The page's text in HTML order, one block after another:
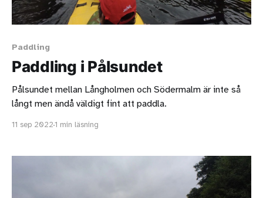
Paddling
Paddling i Pålsundet
Pålsundet mellan Långholmen och Södermalm är inte så
långt men ändå väldigt fint att paddla.
11 sep 20221 min läsning